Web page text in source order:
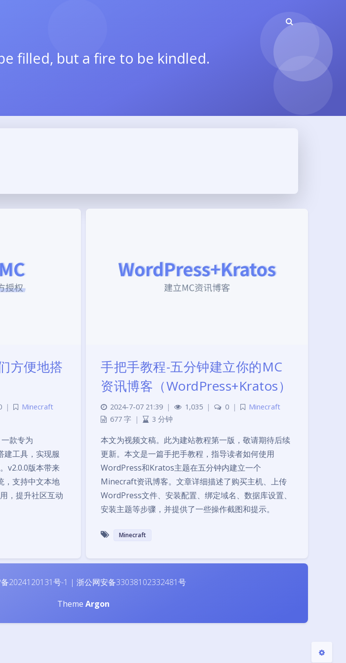
filled, but a fire to be kindled.
夜间模式
方便地搭
|
Minecraft
款专为
工具，实现服
v2.0.0版本带来
，支持中文本地
，提升社区互动
手把手教程-五分钟建立你的MC
资讯博客（WordPress+Kratos）
2024-7-07 21:39 | 1,035 | 0 |
Minecraft
677 字 | 3 分钟
本文为视频文稿。此为建站教程第一版，敬请期待后续
更新。本文是一篇手把手教程，指导读者如何使用
WordPress和Kratos主题在五分钟内建立一个
Minecraft资讯博客。文章详细描述了购买主机、上传
WordPress文件、安装配置、绑定域名、数据库设置、
安装主题等步骤，并提供了一些操作截图和提示。
Minecraft
2024120131号-1 | 浙公网安备33038102332481号
Theme Argon